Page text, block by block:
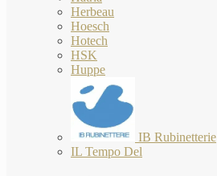
Herbeau
Hoesch
Hotech
HSK
Huppe
IB Rubinetterie
IL Tempo Del